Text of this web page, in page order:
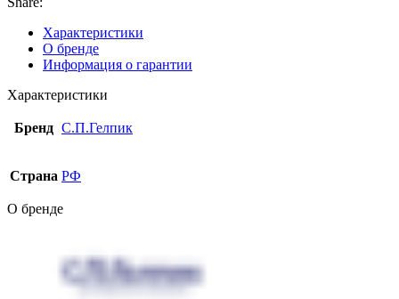
Характеристики
О бренде
Информация о гарантии
Характеристики
Бренд С.П.Гелпик
Страна РФ
О бренде